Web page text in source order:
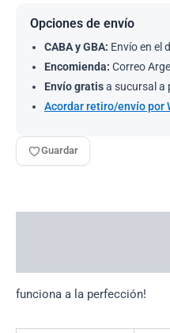
Opciones de envío
CABA y GBA: Envío en el
Encomienda: Correo
Envío gratisa sucursal a
Acordar retiro/envío por
Guardar
funciona a la perfección!